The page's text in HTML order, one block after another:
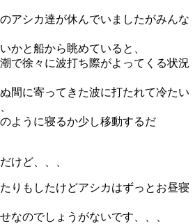
アシカ達が休んでいましたがみんな
かと船から眺めていると、
で徐々に波打ち際がよってくる状況
間に寄ってきた波に打たれて冷たい
ように寝るか少し移動するだ
けど、、、
りもしたけどアシカはずっとお昼寝
なのでしょうがないです、、、